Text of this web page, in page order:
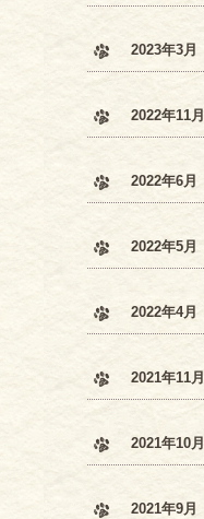
2023年3月
2022年11月
2022年6月
2022年5月
2022年4月
2021年11月
2021年10月
2021年9月